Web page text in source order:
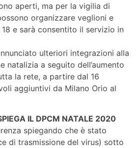
aperti, ma per la vigilia di
organizzare veglioni e
e sarà consentito il servizio in
ulteriori integrazioni alla
natalizia a seguito dell’aumento
la rete, a partire dal 16
aggiuntivi da Milano Orio al
IL DPCM NATALE 2020
spiegando che è stato
di trasmissione del virus) sotto